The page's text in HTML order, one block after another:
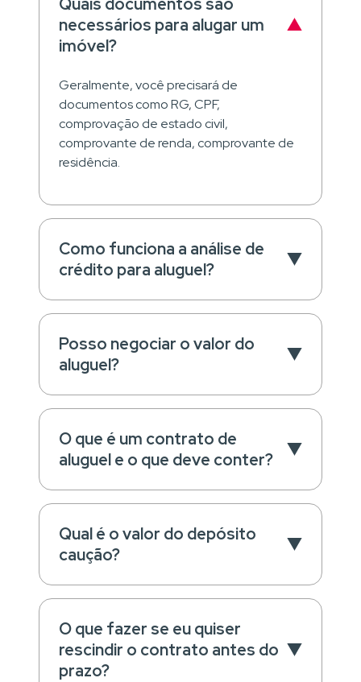
necessários para alugar um
imóvel?
Geralmente, você precisará de
documentos como RG, CPF,
comprovação de estado civil,
comprovante de renda, comprovante de
residência.
Como funciona a análise de
crédito para aluguel?
Posso negociar o valor do
aluguel?
O que é um contrato de
aluguel e o que deve conter?
Qual é o valor do depósito
caução?
O que fazer se eu quiser
rescindir o contrato antes do
prazo?